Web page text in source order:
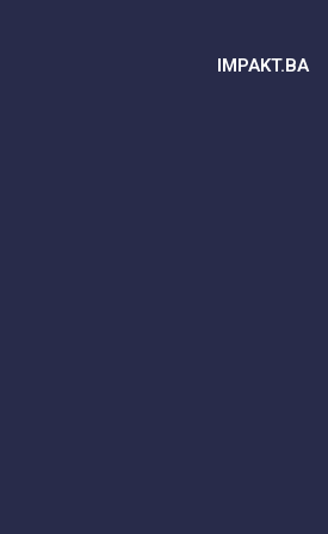
IMPAKT.BA